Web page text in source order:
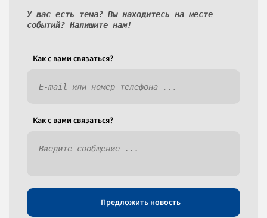
У вас есть тема? Вы находитесь на месте
событий? Напишите нам!
Как c вами связаться?
Как c вами связаться?
Предложить новость